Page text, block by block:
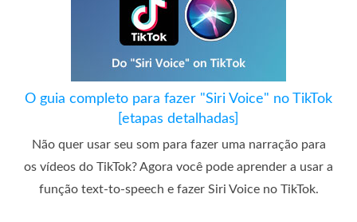
O guia completo para fazer "Siri Voice" no TikTok
[etapas detalhadas]
Não quer usar seu som para fazer uma narração para
os vídeos do TikTok? Agora você pode aprender a usar a
função text-to-speech e fazer Siri Voice no TikTok.